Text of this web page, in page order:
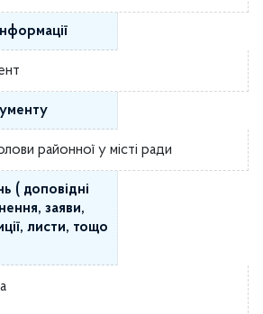
районної у місті ради
( доповідні
заяви,
листи, тощо